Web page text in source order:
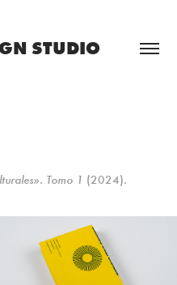
STUDIO
Tomo 1 (2024).